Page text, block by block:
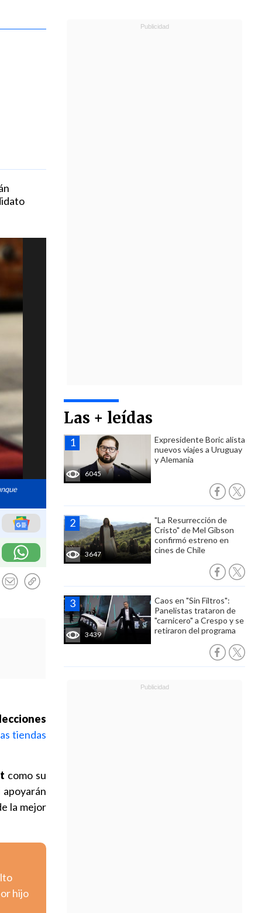
Las + leídas
6045
Expresidente Boric alista
nuevos viajes a Uruguay
y Alemania
3647
"La Resurrección de
Cristo" de Mel Gibson
confirmó estreno en
cines de Chile
3439
Caos en "Sin Filtros":
Panelistas trataron de
"carnicero" a Crespo y se
retiraron del programa
tiendas
como su
la mejor
hijo